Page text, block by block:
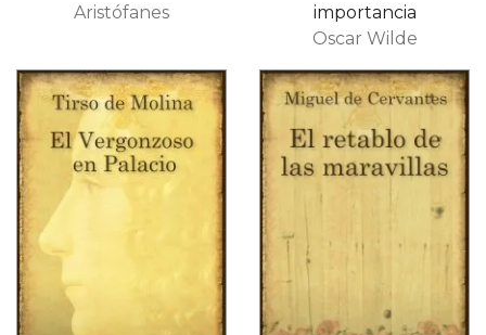
Aristófanes
importancia
Oscar Wilde